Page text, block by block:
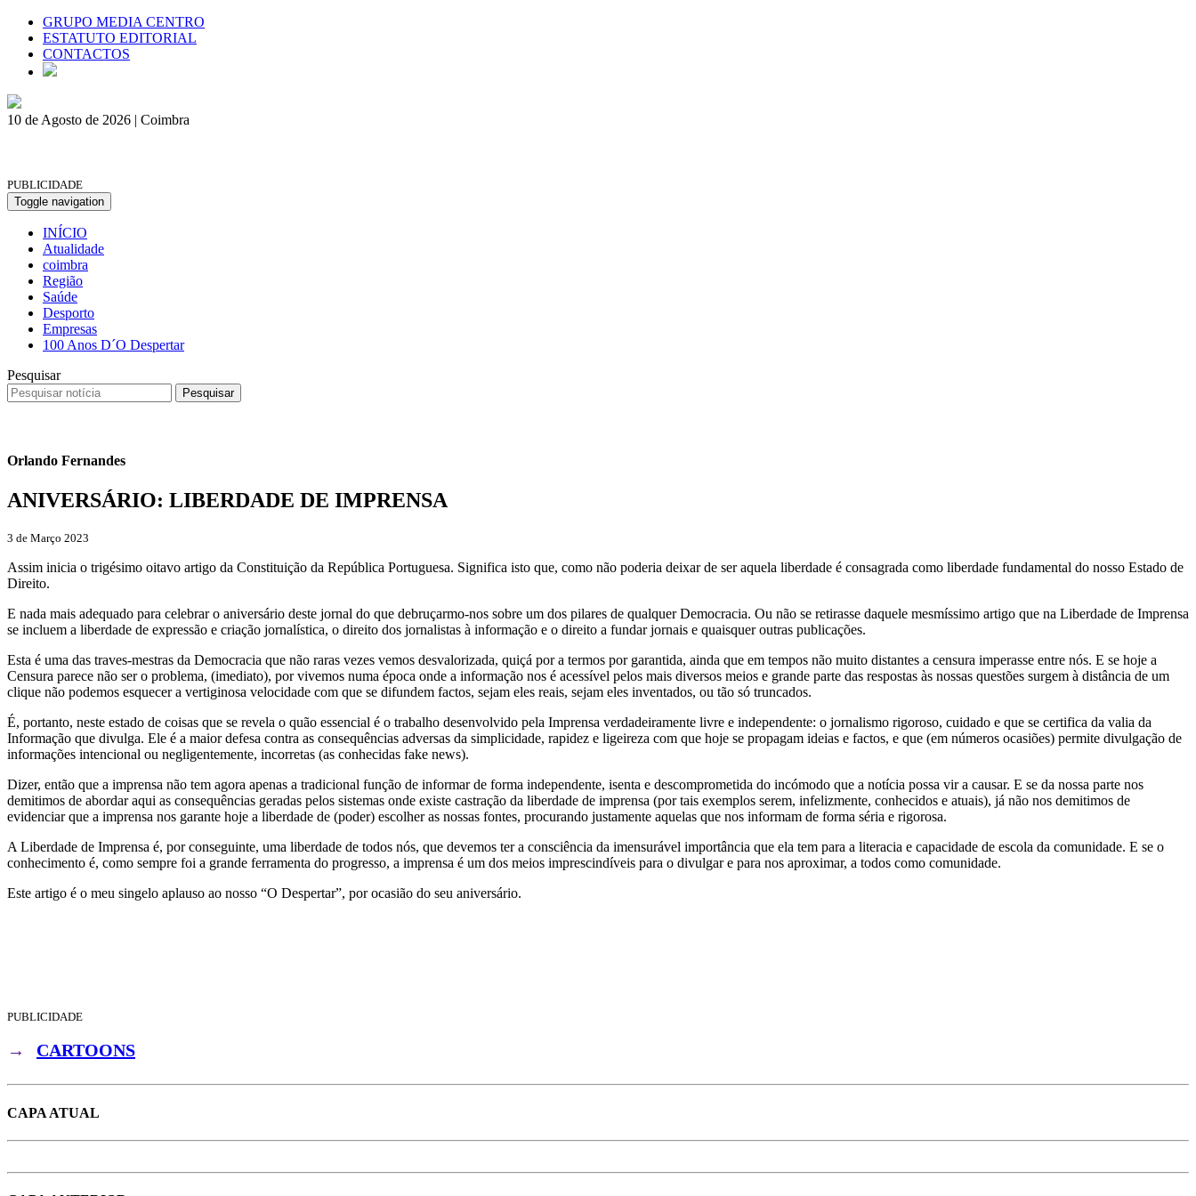
GRUPO MEDIA CENTRO
ESTATUTO EDITORIAL
CONTACTOS
10 de Agosto de 2026 | Coimbra
PUBLICIDADE
Toggle navigation
INÍCIO
Atualidade
coimbra
Região
Saúde
Desporto
Empresas
100 Anos D´O Despertar
Pesquisar
Pesquisar
Orlando Fernandes
ANIVERSÁRIO: LIBERDADE DE IMPRENSA
3 de Março 2023
Assim inicia o trigésimo oitavo artigo da Constituição da República Portuguesa. Significa isto que, como não poderia deixar de ser aquela liberdade é consagrada como liberdade fundamental do nosso Estado de
Direito.
E nada mais adequado para celebrar o aniversário deste jornal do que debruçarmo-nos sobre um dos pilares de qualquer Democracia. Ou não se retirasse daquele mesmíssimo artigo que na Liberdade de Imprensa
se incluem a liberdade de expressão e criação jornalística, o direito dos jornalistas à informação e o direito a fundar jornais e quaisquer outras publicações.
Esta é uma das traves-mestras da Democracia que não raras vezes vemos desvalorizada, quiçá por a termos por garantida, ainda que em tempos não muito distantes a censura imperasse entre nós. E se hoje a
Censura parece não ser o problema, (imediato), por vivemos numa época onde a informação nos é acessível pelos mais diversos meios e grande parte das respostas às nossas questões surgem à distância de um
clique não podemos esquecer a vertiginosa velocidade com que se difundem factos, sejam eles reais, sejam eles inventados, ou tão só truncados.
É, portanto, neste estado de coisas que se revela o quão essencial é o trabalho desenvolvido pela Imprensa verdadeiramente livre e independente: o jornalismo rigoroso, cuidado e que se certifica da valia da
Informação que divulga. Ele é a maior defesa contra as consequências adversas da simplicidade, rapidez e ligeireza com que hoje se propagam ideias e factos, e que (em números ocasiões) permite divulgação de
informações intencional ou negligentemente, incorretas (as conhecidas fake news).
Dizer, então que a imprensa não tem agora apenas a tradicional função de informar de forma independente, isenta e descomprometida do incómodo que a notícia possa vir a causar. E se da nossa parte nos
demitimos de abordar aqui as consequências geradas pelos sistemas onde existe castração da liberdade de imprensa (por tais exemplos serem, infelizmente, conhecidos e atuais), já não nos demitimos de
evidenciar que a imprensa nos garante hoje a liberdade de (poder) escolher as nossas fontes, procurando justamente aquelas que nos informam de forma séria e rigorosa.
A Liberdade de Imprensa é, por conseguinte, uma liberdade de todos nós, que devemos ter a consciência da imensurável importância que ela tem para a literacia e capacidade de escola da comunidade. E se o
conhecimento é, como sempre foi a grande ferramenta do progresso, a imprensa é um dos meios imprescindíveis para o divulgar e para nos aproximar, a todos como comunidade.
Este artigo é o meu singelo aplauso ao nosso “O Despertar”, por ocasião do seu aniversário.
PUBLICIDADE
→ CARTOONS
CAPA ATUAL